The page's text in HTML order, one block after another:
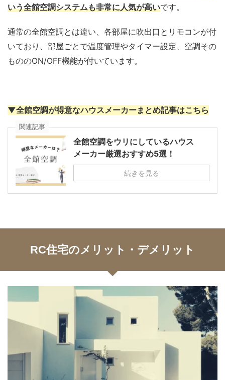
いう全館空調システムも非常に人気が高いです。
通常の全館空調とは違い、各部屋に吹出口とリモコンが付
いており、部屋ごとで温度管理やタイマー設定、空調その
もののON/OFF機能が付いています。
▼全館空調が得意なハウスメーカーまとめ記事はこちら
関連記事
全館空調をウリにしているハウス
メーカー厳選おすすめ5選！
続きを見る
RC住宅のメリット・デメリット